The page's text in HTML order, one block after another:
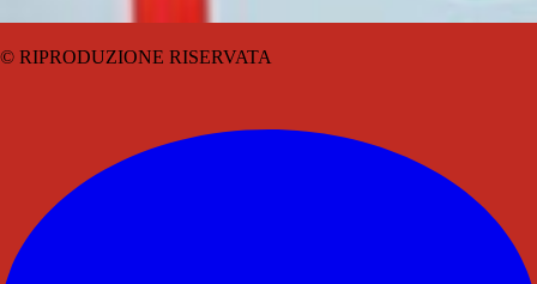
© RIPRODUZIONE RISERVATA